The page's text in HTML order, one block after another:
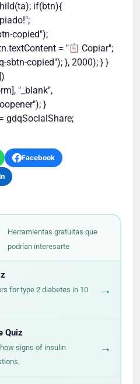
if(btn){
copied");
= "
Copiar";
sbtn-copied"); }, 2000); } }
"_blank",
}
gdqSocialShare;
Facebook
Herramientas gratuitas que
podrían interesarte
for type 2 diabetes in 10
→
Quiz
signs of insulin
→